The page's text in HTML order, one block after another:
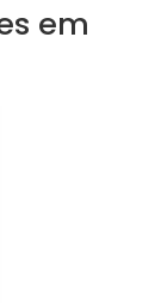
em